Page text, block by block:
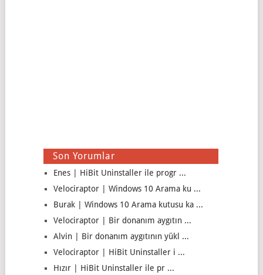
Son Yorumlar
Enes | HiBit Uninstaller ile progr ...
Velociraptor | Windows 10 Arama ku ...
Burak | Windows 10 Arama kutusu ka ...
Velociraptor | Bir donanım aygıtın ...
Alvin | Bir donanım aygıtının yükl ...
Velociraptor | HiBit Uninstaller i ...
Hızır | HiBit Uninstaller ile pr ...